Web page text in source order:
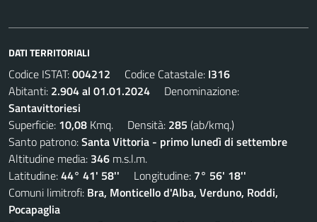
DATI TERRITORIALI
Codice ISTAT:004212 Codice Catastale: I316
Abitanti: 2.904 al 01.01.2024 Denominazione:
Santavittoriesi
Superficie: 10,08 Kmq. Densità: 285 (ab/kmq.)
Santo patrono:Santa Vittoria - primo lunedì di settembre
Altitudine media: 346 m.s.l.m.
Latitudine:44° 41' 58'' Longitudine: 7° 56' 18''
Comuni limitrofi: Bra, Monticello d'Alba, Verduno, Roddi,
Pocapaglia